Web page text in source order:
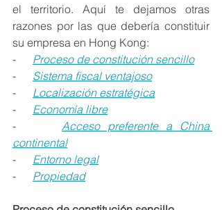
el territorio. Aquí te dejamos otras
razones por las que debería constituir
su empresa en Hong Kong:
- Proceso de constitución sencillo
- Sistema fiscal ventajoso
- Localización estratégica
- Economía libre
- Acceso preferente a China
continental
- Entorno legal
- Propiedad